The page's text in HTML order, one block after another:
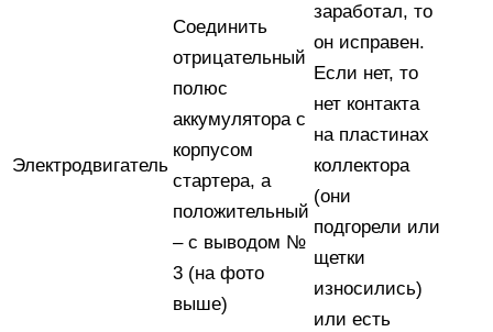
Электродвигатель
Соединить
отрицательный
полюс
аккумулятора с
корпусом
стартера, а
положительный
– с выводом №
3 (на фото
выше)
заработал, то
он исправен.
Если нет, то
нет контакта
на пластинах
коллектора
(они
подгорели или
щетки
износились)
или есть